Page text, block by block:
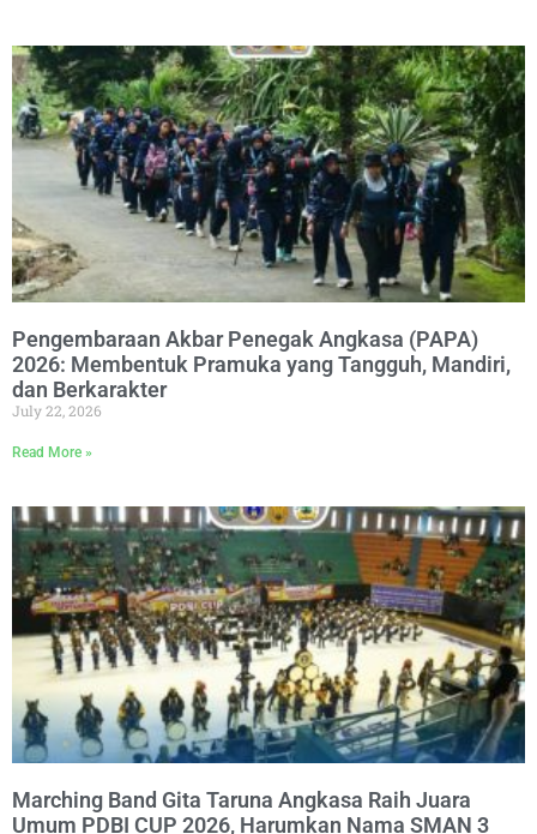
Pengembaraan Akbar Penegak Angkasa (PAPA)
2026: Membentuk Pramuka yang Tangguh, Mandiri,
dan Berkarakter
July 22, 2026
Read More »
Marching Band Gita Taruna Angkasa Raih Juara
Umum PDBI CUP 2026, Harumkan Nama SMAN 3